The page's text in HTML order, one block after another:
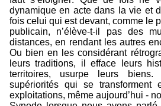
dynamique en acte dans la vie et
fois celui qui est devant, comme le
publicain, n’élève-t-il pas des
distances, en rendant les autres
Ou bien en les considérant
leurs traditions, il efface leurs
territoires, usurpe leurs biens.
supériorités qui se transforment
exploitations, même aujourd’hui -